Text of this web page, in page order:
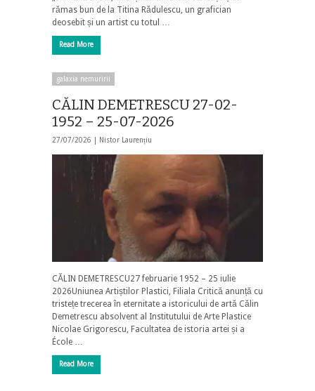
rămas bun de la Titina Rădulescu, un grafician
deosebit și un artist cu totul …
Read More
galaxia nemuririi
CĂLIN DEMETRESCU 27-02-
1952 – 25-07-2026
27/07/2026 | Nistor Laurențiu
CĂLIN DEMETRESCU27 februarie 1952 – 25 iulie
2026Uniunea Artiștilor Plastici, Filiala Critică anunță cu
tristețe trecerea în eternitate a istoricului de artă Călin
Demetrescu absolvent al Institutului de Arte Plastice
Nicolae Grigorescu, Facultatea de istoria artei și a
École …
Read More